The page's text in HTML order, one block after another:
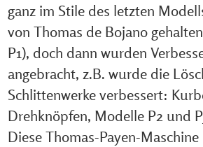
ganz im Stile des letzten
von Thomas de Bojano
P1), doch dann wurden
angebracht, z.B. wurde die
Schlittenwerke verbessert:
Drehknöpfen, Modelle P2 und
Diese Thomas-Payen-